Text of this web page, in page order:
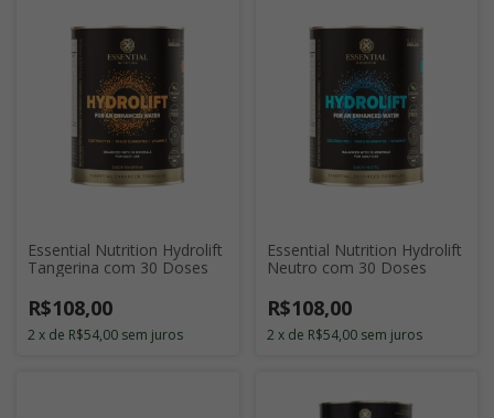
Essential Nutrition Hydrolift
Tangerina com 30 Doses
R$108,00
2 x de R$54,00 sem juros
Essential Nutrition Hydrolift
Neutro com 30 Doses
R$108,00
2 x de R$54,00 sem juros